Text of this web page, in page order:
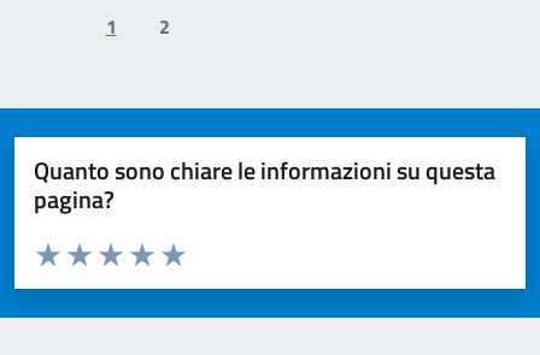
Previous page
1 2
Quanto sono chiare le informazioni su questa
pagina?
Valuta da 1 a 5 stelle la pagina
Valuta 5 stelle su 5
Valuta 4 stelle su 5
Valuta 3 stelle su 5
Valuta 2 stelle su 5
Valuta 1 stelle su 5